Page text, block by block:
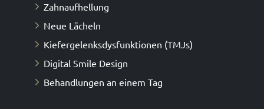
Zahnaufhellung
Neue Lächeln
Kiefergelenksdysfunktionen (TMJs)
Digital Smile Design
Behandlungen an einem Tag